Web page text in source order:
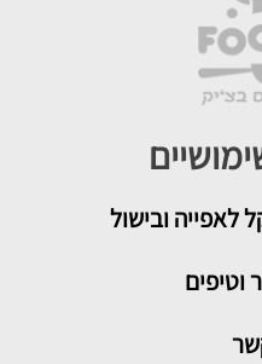
ובישול
וטיפים